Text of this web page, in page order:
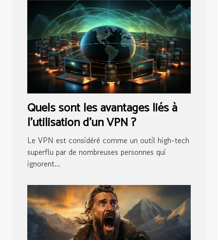
Quels sont les avantages liés à
l’utilisation d’un VPN ?
Le VPN est considéré comme un outil high-tech
superflu par de nombreuses personnes qui
ignorent...